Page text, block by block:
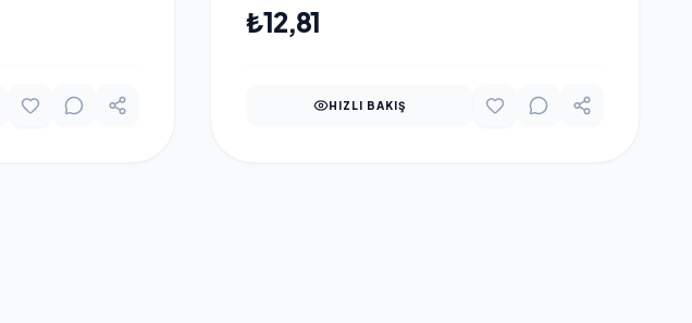
₺12,81
HIZLI BAKIŞ